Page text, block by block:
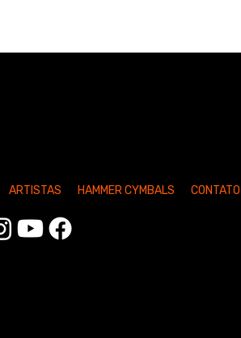
ARTISTAS HAMMER CYMBALS CONTATO